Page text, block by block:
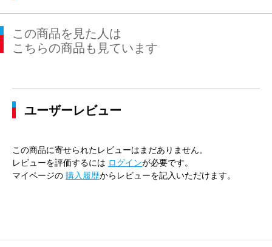
この商品を見た人は
こちらの商品も見ています
ユーザーレビュー
この商品に寄せられたレビューはまだありません。
レビューを評価するには ログインが必要です。
マイページの 購入履歴からレビューを記入いただけます。